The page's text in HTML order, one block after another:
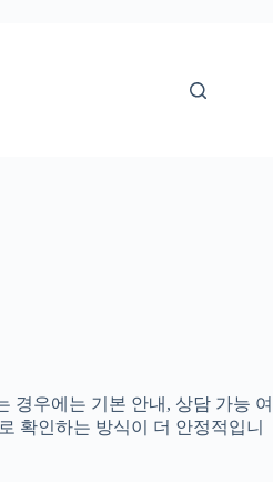
경우에는 기본 안내, 상담 가능 여
확인하는 방식이 더 안정적입니